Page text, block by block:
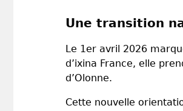
Une transition
Le 1er avril 2026
d’ixina France, elle
d’Olonne.
Cette nouvelle